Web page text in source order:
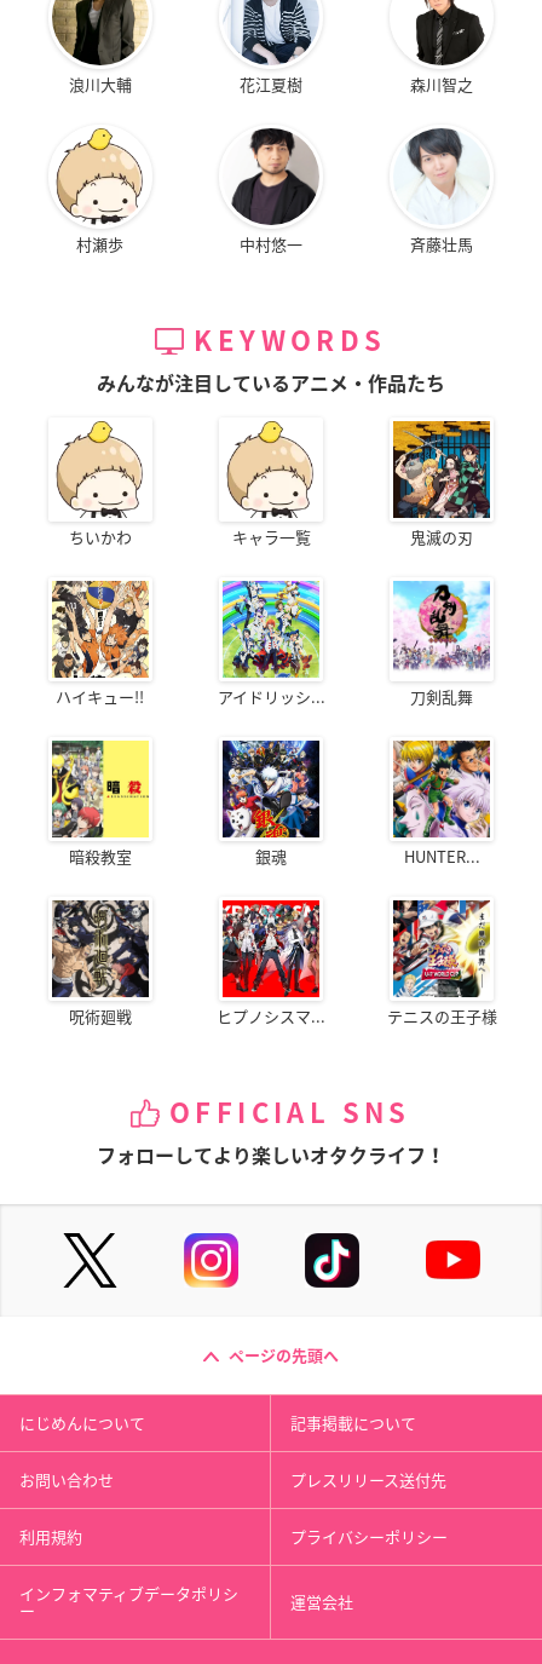
浪川大輔 花江夏樹 森川智之
村瀬歩 中村悠一 斉藤壮馬
KEYWORDS
みんなが注目しているアニメ・作品たち
ちいかわ キャラ一覧 鬼滅の刃
ハイキュー!! アイドリッシ... 刀剣乱舞
暗殺教室 銀魂 HUNTER...
呪術廻戦 ヒプノシスマ... テニスの王子様
OFFICIAL SNS
フォローしてより楽しいオタクライフ！
ページの先頭へ
にじめんについて 記事掲載について
お問い合わせ プレスリリース送付先
利用規約 プライバシーポリシー
インフォマティブデータポリシ
ー 運営会社